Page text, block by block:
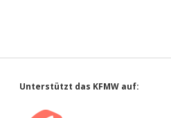
Sidebar
Unterstützt das KFMW auf: